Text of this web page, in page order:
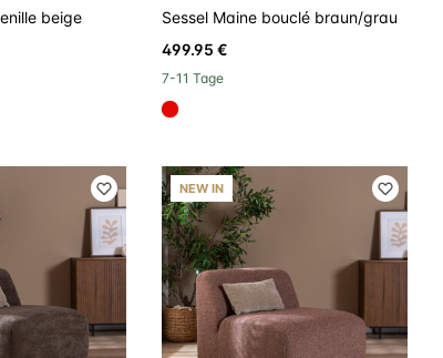
beige
Sessel Maine bouclé braun/grau
499.95 €
7-11 Tage
#E10600
NEW IN